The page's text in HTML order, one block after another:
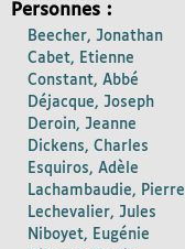
Personnes :
Beecher, Jonathan
Cabet, Etienne
Constant, Abbé
Déjacque, Joseph
Deroin, Jeanne
Dickens, Charles
Esquiros, Adèle
Lachambaudie, Pierre
Lechevalier, Jules
Niboyet, Eugénie